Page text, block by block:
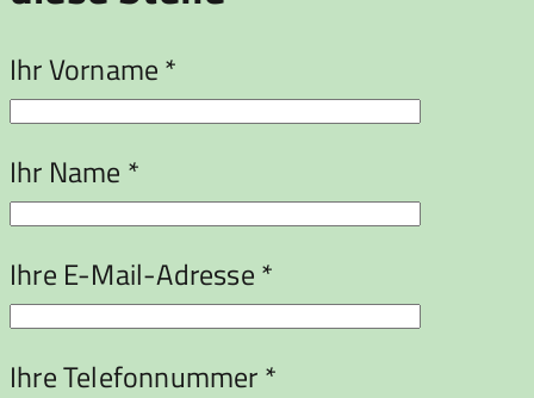
Ihr Vorname *
Ihr Name *
Ihre E-Mail-Adresse *
Ihre Telefonnummer *